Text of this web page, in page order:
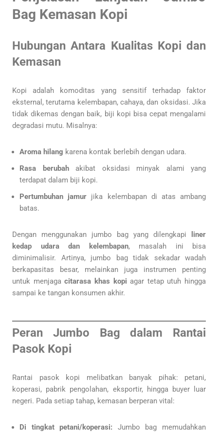
Bag Kemasan Kopi
Hubungan Antara Kualitas Kopi dan
Kemasan
Kopi adalah komoditas yang sensitif terhadap faktor
eksternal, terutama kelembapan, cahaya, dan oksidasi. Jika
tidak dikemas dengan baik, biji kopi bisa cepat mengalami
degradasi mutu. Misalnya:
Aroma hilang karena kontak berlebih dengan udara.
Rasa berubahakibat oksidasi minyak alami yang
terdapat dalam biji kopi.
Pertumbuhan jamur jika kelembapan di atas ambang
batas.
Dengan menggunakan jumbo bag yang dilengkapi
liner
kedap udara dan kelembapan, masalah ini bisa
diminimalisir. Artinya, jumbo bag tidak sekadar wadah
berkapasitas besar, melainkan juga instrumen penting
untuk menjagacitarasa khas kopi agar tetap utuh hingga
sampai ke tangan konsumen akhir.
Peran Jumbo Bag dalam Rantai
Pasok Kopi
Rantai pasok kopi melibatkan banyak pihak: petani,
koperasi, pabrik pengolahan, eksportir, hingga buyer luar
negeri. Pada setiap tahap, kemasan berperan vital:
Di tingkat petani/koperasi: Jumbo bag memudahkan